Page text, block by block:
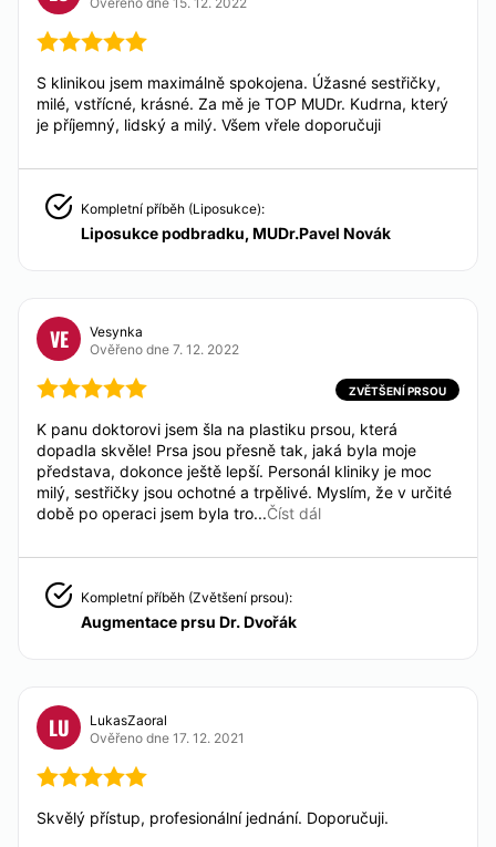
Možnost videokonzultace:
Ne
Financování nebo platební prostředky:
Ne
KOSMETICKÁ OŠETŘENÍ
Laserová epilace
LÉČBA KŘEČOVÝCH ŽIL
S klinikou jsem maximálně spokojena. Úžasné sestřičky,
milé, vstřícné, krásné. Za mě je TOP MUDr. Kudrna, který
je příjemný, lidský a milý. Všem vřele doporučuji
Kompletní příběh (Liposukce):
Liposukce podbradku, MUDr.Pavel Novák
VE
Vesynka
Ověřeno dne 7. 12. 2022
ZVĚTŠENÍ PRSOU
K panu doktorovi jsem šla na plastiku prsou, která
dopadla skvěle! Prsa jsou přesně tak, jaká byla moje
představa, dokonce ještě lepší. Personál kliniky je moc
milý, sestřičky jsou ochotné a trpělivé. Myslím, že v určité
době po operaci jsem byla tro...Číst dál
Kompletní příběh (Zvětšení prsou):
Augmentace prsu Dr. Dvořák
LU
LukasZaoral
Ověřeno dne 17. 12. 2021
Skvělý přístup, profesionální jednání. Doporučuji.